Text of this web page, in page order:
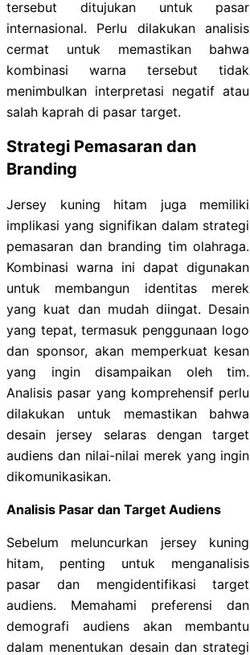
tersebut ditujukan untuk pasar
internasional. Perlu dilakukan analisis
cermat untuk memastikan bahwa
kombinasi warna tersebut tidak
menimbulkan interpretasi negatif atau
salah kaprah di pasar target.
Strategi Pemasaran dan
Branding
Jersey kuning hitam juga memiliki
implikasi yang signifikan dalam strategi
pemasaran dan branding tim olahraga.
Kombinasi warna ini dapat digunakan
untuk membangun identitas merek
yang kuat dan mudah diingat. Desain
yang tepat, termasuk penggunaan logo
dan sponsor, akan memperkuat kesan
yang ingin disampaikan oleh tim.
Analisis pasar yang komprehensif perlu
dilakukan untuk memastikan bahwa
desain jersey selaras dengan target
audiens dan nilai-nilai merek yang ingin
dikomunikasikan.
Analisis Pasar dan Target Audiens
Sebelum meluncurkan jersey kuning
hitam, penting untuk menganalisis
pasar dan mengidentifikasi target
audiens. Memahami preferensi dan
demografi audiens akan membantu
dalam menentukan desain dan strategi